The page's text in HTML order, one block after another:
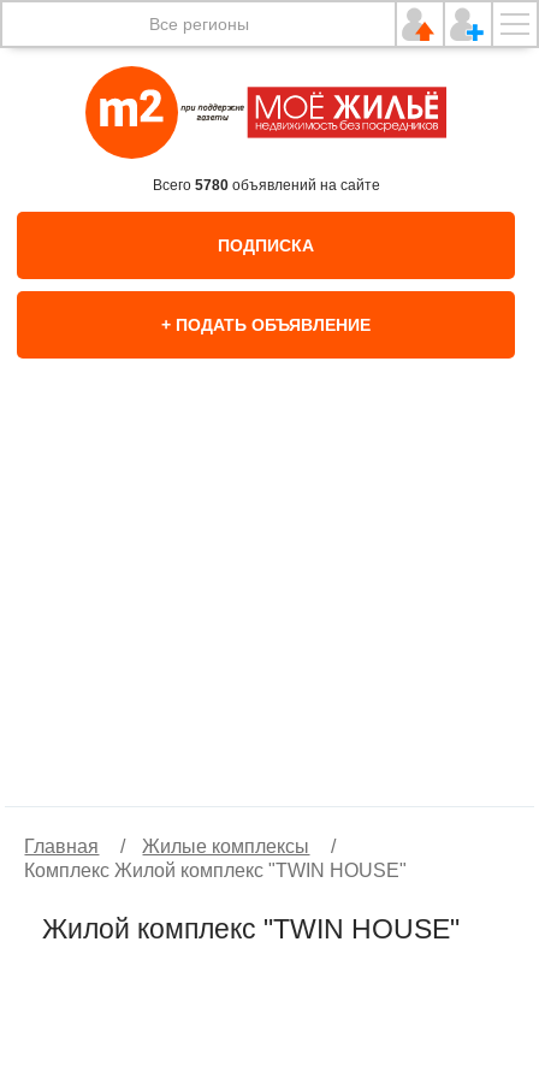
Все регионы
Всего 5780объявлений на сайте
ПОДПИСКА
+ ПОДАТЬ ОБЪЯВЛЕНИЕ
Главная / Жилые комплексы
/
Комплекс Жилой комплекс "TWIN HOUSE"
Жилой комплекс "TWIN HOUSE"